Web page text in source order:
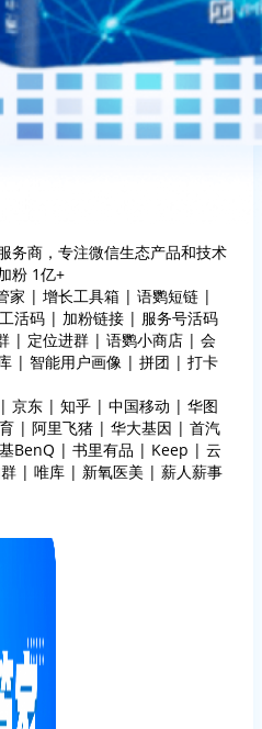
务商，专注微信生态产品和技术
粉 1亿+
家 | 增长工具箱 | 语鹦短链 |
活码 | 加粉链接 | 服务号活码
| 定位进群 | 语鹦小商店 | 会
| 智能用户画像 | 拼团 | 打卡
| 京东 | 知乎 | 中国移动 | 华图
| 阿里飞猪 | 华大基因 | 首汽
BenQ | 书里有品 | Keep | 云
| 唯库 | 新氧医美 | 薪人薪事